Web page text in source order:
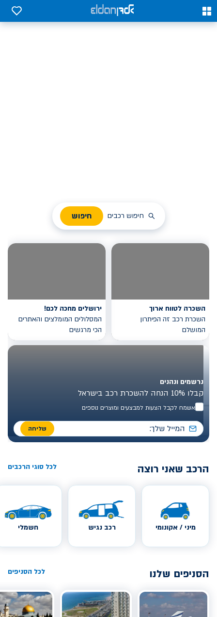
0
0
חיפוש רכבים חיפוש
השכרה לטווח ארוך
השכרת רכב זה הפיתרון
המושלם
ירושלים מחכה לכם!
המסלולים המומלצים והאתרים
הכי מרגשים
נרשמים ונהנים
קבלו 10% הנחה להשכרת רכב בישראל
אשמח לקבל הצעות למבצעים ומוצרים נוספים
שליחה
הרכב שאני רוצה לכל סוגי הרכבים
מיני / אקונומי רכב נגיש חשמלי
הסניפים שלנו לכל הסניפים